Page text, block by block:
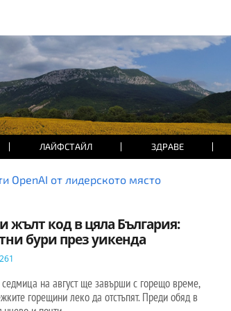
ЛАЙФСТАЙЛ ЗДРАВЕ
OpenAI от лидерското място
жълт код в цяла България:
бури през уикенда
261
на август ще завърши с горещо време,
горещини леко да отстъпят. Преди обяд в